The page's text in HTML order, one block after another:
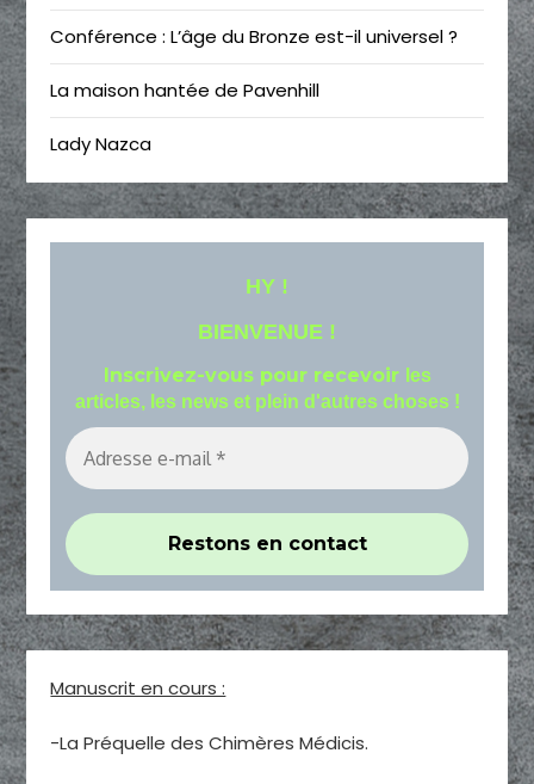
Conférence : L’âge du Bronze est-il universel ?
La maison hantée de Pavenhill
Lady Nazca
HY !
BIENVENUE !
Inscrivez-vous pour recevoir les
articles, les news et plein d'autres choses !
Manuscrit en cours :
-La Préquelle des Chimères Médicis.